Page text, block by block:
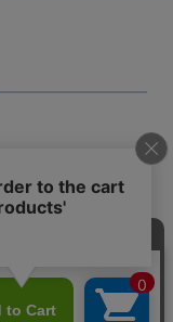
合わせ